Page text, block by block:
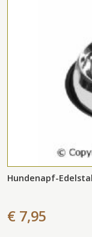
Hundenapf-
€ 7,95